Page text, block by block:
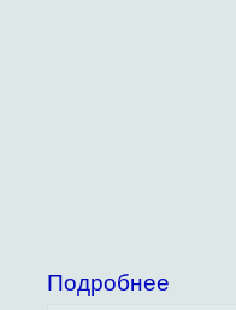
Подробнее